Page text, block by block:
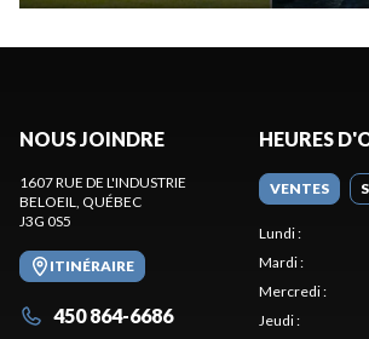
NOUS JOINDRE
1607 RUE DE L'INDUSTRIE
BELOEIL, QUÉBEC
J3G 0S5
ITINÉRAIRE
450 864-6686
HEURES
VENTES
Lundi:
Mardi:
Mercredi:
Jeudi: